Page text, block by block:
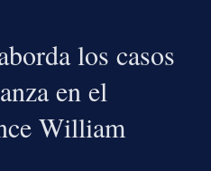
los casos
en el
William